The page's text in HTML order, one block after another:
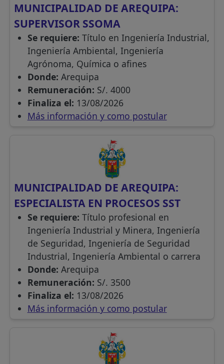
MUNICIPALIDAD DE AREQUIPA:
SUPERVISOR SSOMA
Se requiere: Título en Ingeniería Industrial,
Ingeniería Ambiental, Ingeniería
Agrónoma, Química o afines
Donde: Arequipa
Remuneración: S/. 4000
Finaliza el: 13/08/2026
Más información y como postular
MUNICIPALIDAD DE AREQUIPA:
ESPECIALISTA EN PROCESOS SST
Se requiere: Título profesional en
Ingeniería Industrial y Minera, Ingeniería
de Seguridad, Ingeniería de Seguridad
Industrial, Ingeniería Ambiental o carrera
Donde: Arequipa
Remuneración: S/. 3500
Finaliza el: 13/08/2026
Más información y como postular